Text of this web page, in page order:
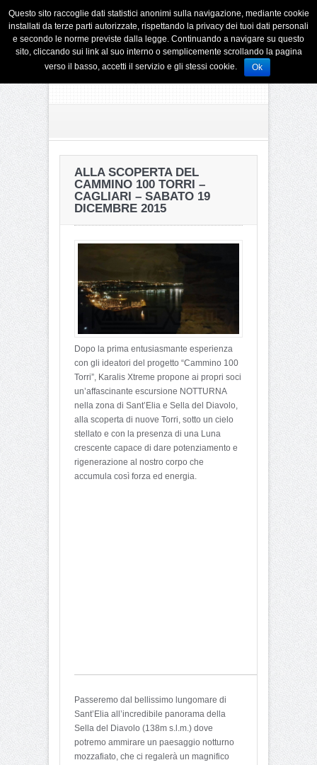
ALLA SCOPERTA DEL
CAMMINO 100 TORRI –
CAGLIARI – SABATO 19
DICEMBRE 2015
Dopo la prima entusiasmante esperienza
con gli ideatori del progetto “Cammino 100
Torri”, Karalis Xtreme propone ai propri soci
un’affascinante escursione NOTTURNA
nella zona di Sant’Elia e Sella del Diavolo,
alla scoperta di nuove Torri, sotto un cielo
stellato e con la presenza di una Luna
crescente capace di dare potenziamento e
rigenerazione al nostro corpo che
accumula così forza ed energia.
Passeremo dal bellissimo lungomare di
Sant’Elia all’incredibile panorama della
Sella del Diavolo (138m s.l.m.) dove
potremo ammirare un paesaggio notturno
mozzafiato, che ci regalerà un magnifico
Questo sito raccoglie dati statistici anonimi sulla navigazione, mediante cookie
installati da terze parti autorizzate, rispettando la privacy dei tuoi dati personali
e secondo le norme previste dalla legge. Continuando a navigare su questo
sito, cliccando sui link al suo interno o semplicemente scrollando la pagina
verso il basso, accetti il servizio e gli stessi cookie.
Ok